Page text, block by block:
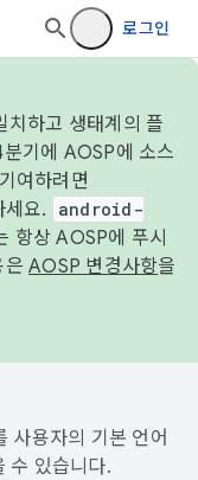
로그인
하고 생태계의 플
기에 AOSP에 소스
여하려면
세요.
android-
항상 AOSP에 푸시
은 AOSP 변경사항을
사용자의 기본 언어
수 있습니다.